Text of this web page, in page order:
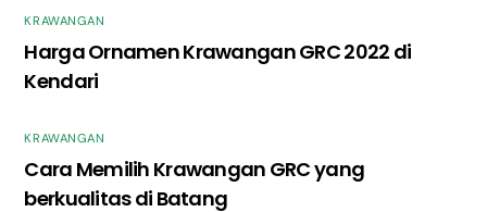
KRAWANGAN
Harga Ornamen Krawangan GRC 2022 di
Kendari
KRAWANGAN
Cara Memilih Krawangan GRC yang
berkualitas di Batang